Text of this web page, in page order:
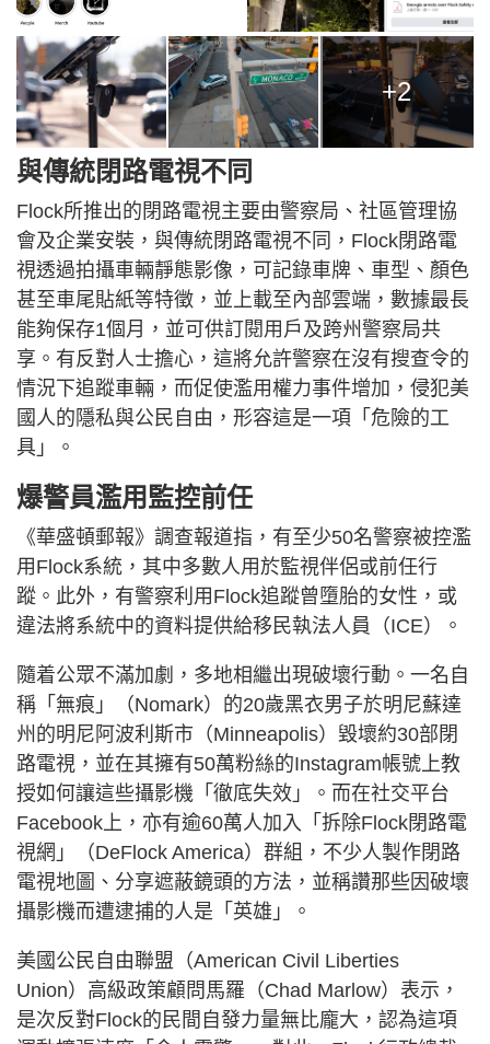
+2
與傳統閉路電視不同
Flock所推出的閉路電視主要由警察局、社區管理協
會及企業安裝，與傳統閉路電視不同，Flock閉路電
視透過拍攝車輛靜態影像，可記錄車牌、車型、顏色
甚至車尾貼紙等特徵，並上載至內部雲端，數據最長
能夠保存1個月，並可供訂閱用戶及跨州警察局共
享。有反對人士擔心，這將允許警察在沒有搜查令的
情況下追蹤車輛，而促使濫用權力事件增加，侵犯美
國人的隱私與公民自由，形容這是一項「危險的工
具」。
爆警員濫用監控前任
《華盛頓郵報》調查報道指，有至少50名警察被控濫
用Flock系統，其中多數人用於監視伴侶或前任行
蹤。此外，有警察利用Flock追蹤曾墮胎的女性，或
違法將系統中的資料提供給移民執法人員（ICE）。
隨着公眾不滿加劇，多地相繼出現破壞行動。一名自
稱「無痕」（Nomark）的20歲黑衣男子於明尼蘇達
州的明尼阿波利斯市（Minneapolis）毀壞約30部閉
路電視，並在其擁有50萬粉絲的Instagram帳號上教
授如何讓這些攝影機「徹底失效」。而在社交平台
Facebook上，亦有逾60萬人加入「拆除Flock閉路電
視網」（DeFlock America）群組，不少人製作閉路
電視地圖、分享遮蔽鏡頭的方法，並稱讚那些因破壞
攝影機而遭逮捕的人是「英雄」。
美國公民自由聯盟（American Civil Liberties
Union）高級政策顧問馬羅（Chad Marlow）表示，
是次反對Flock的民間自發力量無比龐大，認為這項